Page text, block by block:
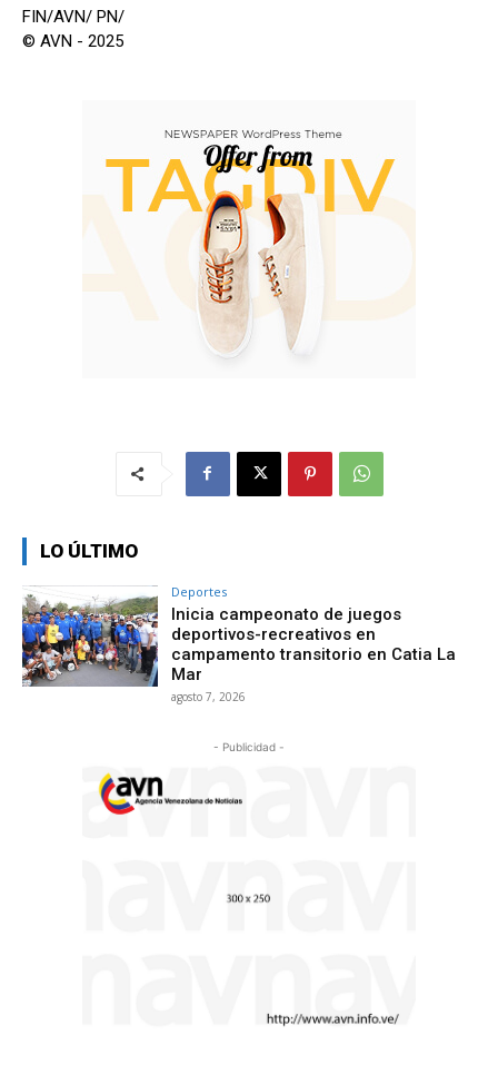
FIN/AVN/ PN/
© AVN - 2025
LO ÚLTIMO
Deportes
Inicia campeonato de juegos
deportivos-recreativos en
campamento transitorio en Catia La
Mar
agosto 7, 2026
- Publicidad -